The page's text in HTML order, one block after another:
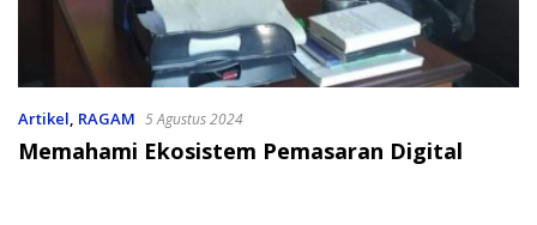
Artikel, RAGAM 5 Agustus 2024
Memahami Ekosistem Pemasaran Digital